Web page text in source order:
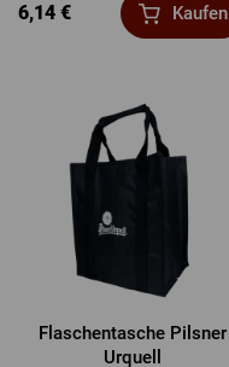
6,14 € Kaufen
Flaschentasche Pilsner
Urquell